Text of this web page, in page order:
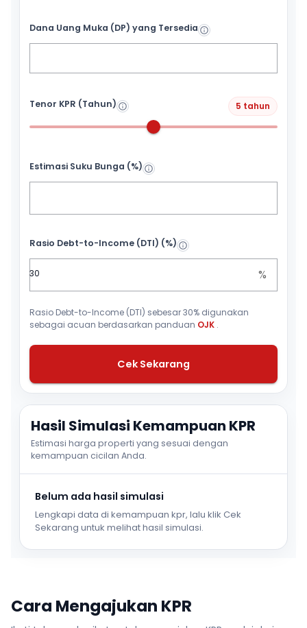
Dana Uang Muka (DP) yang Tersedia
Tenor KPR (Tahun) 5 tahun
Estimasi Suku Bunga (%)
Rasio Debt-to-Income (DTI) (%)
%
Rasio Debt-to-Income (DTI) sebesar 30% digunakan
sebagai acuan berdasarkan panduan OJK .
Cek Sekarang
Hasil Simulasi Kemampuan KPR
Estimasi harga properti yang sesuai dengan
kemampuan cicilan Anda.
Belum ada hasil simulasi
Lengkapi data di kemampuan kpr, lalu klik Cek
Sekarang untuk melihat hasil simulasi.
Cara Mengajukan KPR